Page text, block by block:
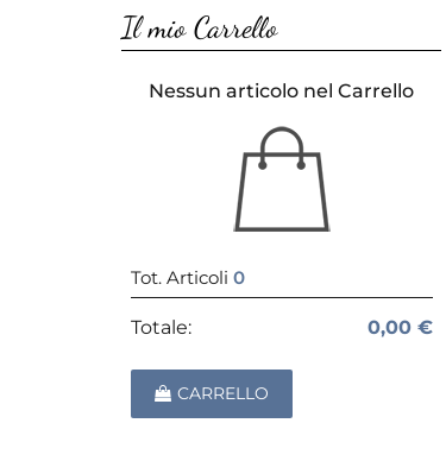
Il mio Carrello
Nessun articolo nel Carrello
Tot. Articoli 0
Totale: 0,00 €
CARRELLO